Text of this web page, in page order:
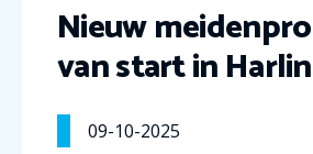
Nieuw
van start in
09-10-2025